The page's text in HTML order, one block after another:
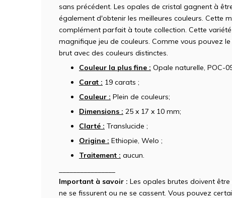
sans précédent. Les opales de cristal gagnent à
également d'obtenir les meilleures couleurs. Cette
complément parfait à toute collection. Cette
magnifique jeu de couleurs. Comme vous pouvez
brut avec des couleurs distinctes.
Couleur la plus fine : Opale naturelle, POC-
Carat : 19 carats ;
Couleur : Plein de couleurs;
Dimensions : 25 x 17 x 10 mm;
Clarté : Translucide ;
Origine : Ethiopie, Welo ;
Traitement : aucun.
Important à savoir : Les opales brutes doivent
ne se fissurent ou ne se cassent. Vous pouvez